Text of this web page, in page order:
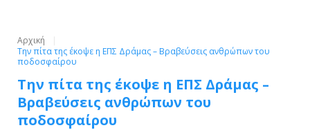
Αρχική
Την πίτα της έκοψε η ΕΠΣ Δράμας – Βραβεύσεις ανθρώπων του
ποδοσφαίρου
Την πίτα της έκοψε η ΕΠΣ Δράμας –
Βραβεύσεις ανθρώπων του
ποδοσφαίρου